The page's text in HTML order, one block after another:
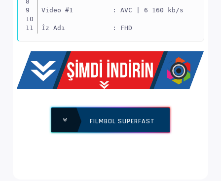
Video #1          : AVC | 6 160 kb/s
İz Adı            : FHD
Yapı              : V_MPEG4/ISO/AVC ->
Ses Profili       : Dolby Digital Plus
İz Adı            : Türkçe | www.filmbol.org
FILMBOL SUPERFAST